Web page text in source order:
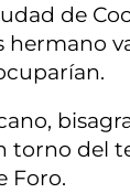
de
torno del
Foro.